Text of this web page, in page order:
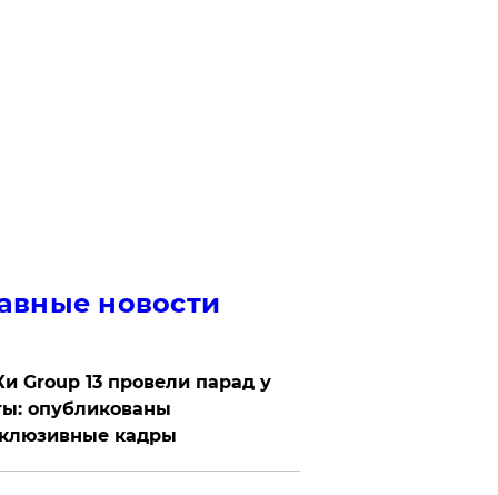
новости
Group 13 провели парад у
опубликованы
кадры